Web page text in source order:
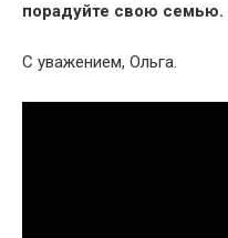
порадуйте свою семью.
С уважением, Ольга.